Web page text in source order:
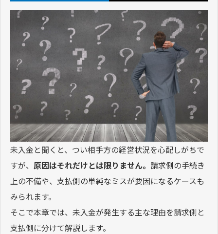
未入金と聞くと、つい相手方の経営状況を心配しがちで
すが、 原因はそれだけとは限りません。 請求側の手続き
上の不備や、支払側の単純なミスが要因になるケースも
みられます。
そこで本章では、未入金が発生する主な理由を請求側と
支払側に分けて解説します。